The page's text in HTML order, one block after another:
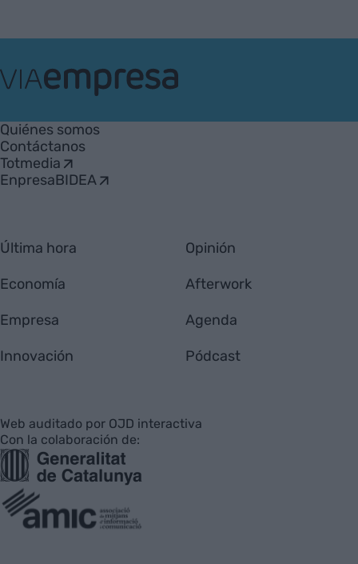
Empresa
Quiénes somos
Contáctanos
Totmedia
EnpresaBIDEA
Última hora
Economía
Empresa
Innovación
Opinión
Afterwork
Agenda
Pódcast
Web auditado por OJD interactiva
Con la colaboración de: